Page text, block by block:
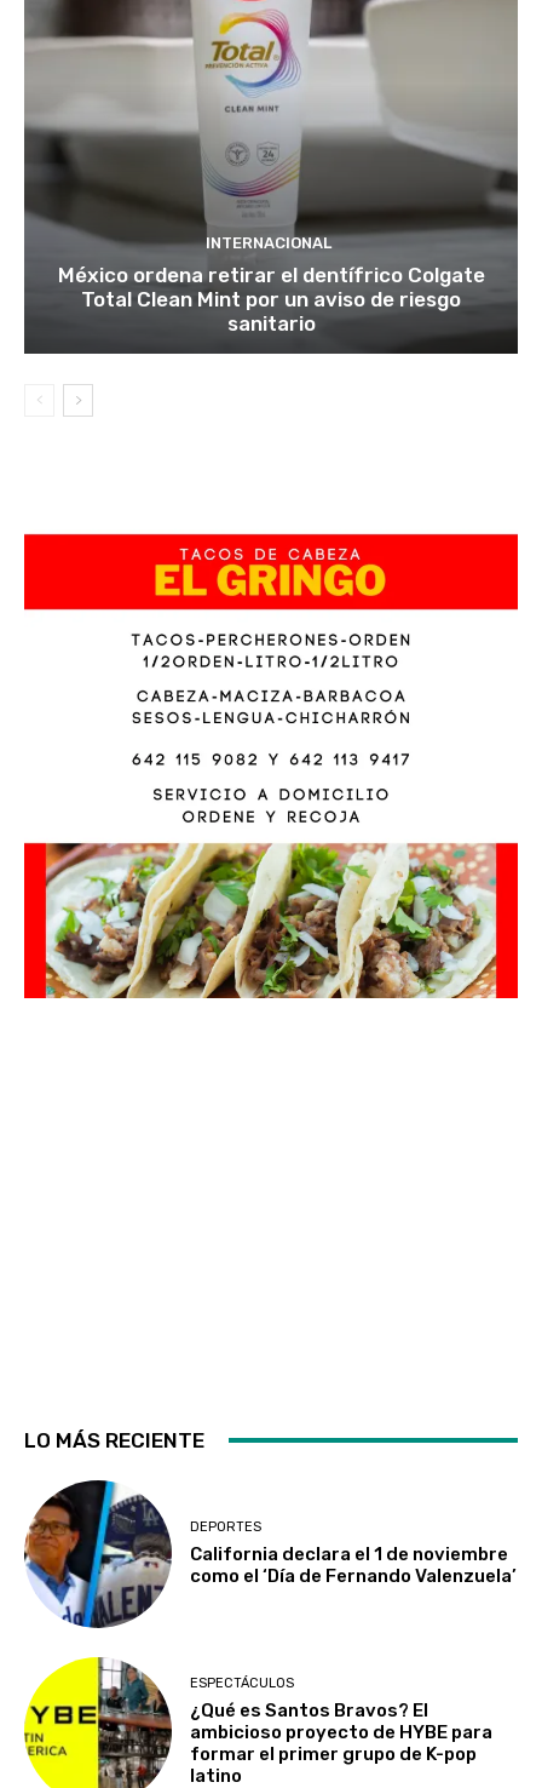
INTERNACIONAL
México ordena retirar el dentífrico Colgate
Total Clean Mint por un aviso de riesgo
sanitario
LO MÁS RECIENTE
DEPORTES
California declara el 1 de noviembre
como el ‘Día de Fernando Valenzuela’
ESPECTÁCULOS
¿Qué es Santos Bravos? El
ambicioso proyecto de HYBE para
formar el primer grupo de K-pop
latino